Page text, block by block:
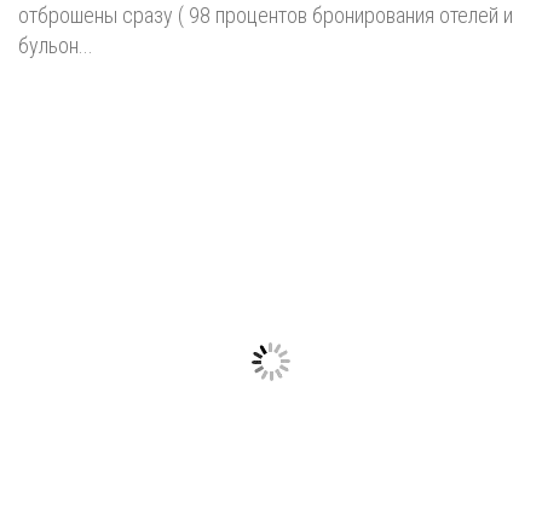
отброшены сразу ( 98 процентов бронирования отелей и
бульон...